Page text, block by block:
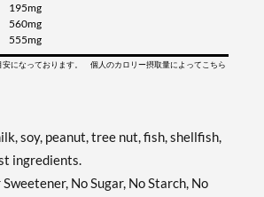
195mg
560mg
555mg
安になっております。 個人のカロリー摂取量によってこちら
soy, peanut, tree nut, fish, shellfish,
ingredients.
No Sugar, No Starch, No